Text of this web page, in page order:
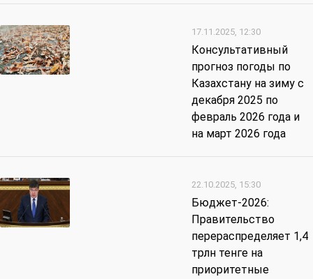
17.11.2025, 12:30
Консультативный
прогноз погоды по
Казахстану на зиму с
декабря 2025 по
февраль 2026 года и
на март 2026 года
22.10.2025, 15:30
Бюджет-2026:
Правительство
перераспределяет 1,4
трлн тенге на
приоритетные